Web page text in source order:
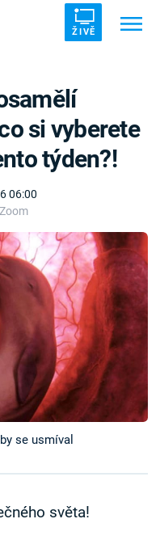
ŽIVĚ
06:00
si vyberete
týden?!
se usmíval
světa!